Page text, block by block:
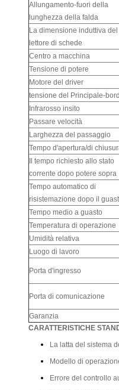
Allungamento-fuori della
lunghezza della falda
La dimensione induttiva del
lettore di schede
Centro a macchina
Tensione di potere
Motore del driver
tensione del Principale-
Infrarosso insito
Passare velocità
Larghezza del passaggio
Tempo d'apertura/di
Il tempo richiesto allo stato
corrente dopo potere sopra
Tempo automatico di
risistemazione dopo il
Tempo medio a guasto
Temperatura di operazione
Umidità relativa
Luogo di lavoro
Porta d'ingresso
Porta di comunicazione
Garanzia
CARATTERISTICHE
La latta del sistema
Modello di
Errore del controllo